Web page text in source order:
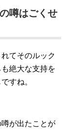
噂はごくせ
てそのルック
絶大な支持を
すね。
が出たことが